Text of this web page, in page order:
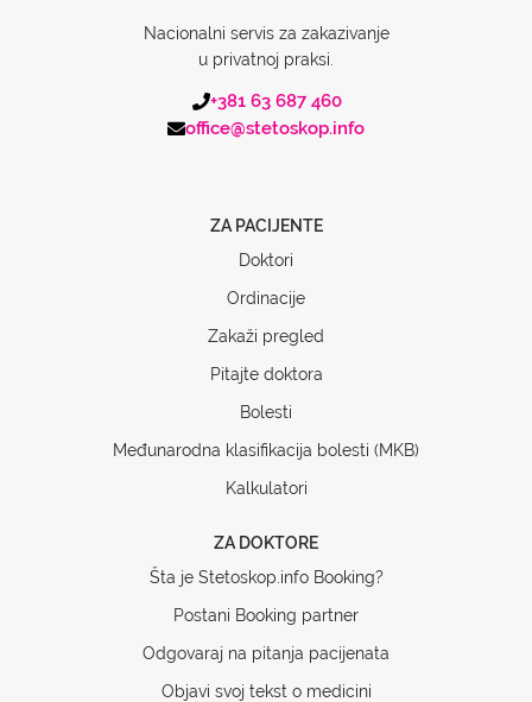
Nacionalni servis za zakazivanje
u privatnoj praksi.
+381 63 687 460
office@stetoskop.info
ZA PACIJENTE
Doktori
Ordinacije
Zakaži pregled
Pitajte doktora
Bolesti
Međunarodna klasifikacija bolesti (MKB)
Kalkulatori
ZA DOKTORE
Šta je Stetoskop.info Booking?
Postani Booking partner
Odgovaraj na pitanja pacijenata
Objavi svoj tekst o medicini